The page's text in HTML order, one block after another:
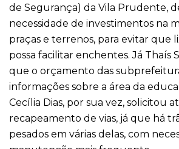
de Segurança) da Vila Prudente,
necessidade de investimentos na
praças e terrenos, para evitar que
possa facilitar enchentes. Já Thaís
que o orçamento das
informações sobre a área da
Cecília Dias, por sua vez, solicitou
recapeamento de vias, já que há
pesados em várias delas, com